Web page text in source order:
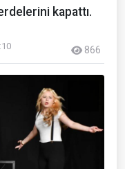
kapattı.
866